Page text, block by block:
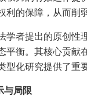
利的保障，从而削
学者提出的原创性
平衡。其核心贡献
化研究提供了重
与局限